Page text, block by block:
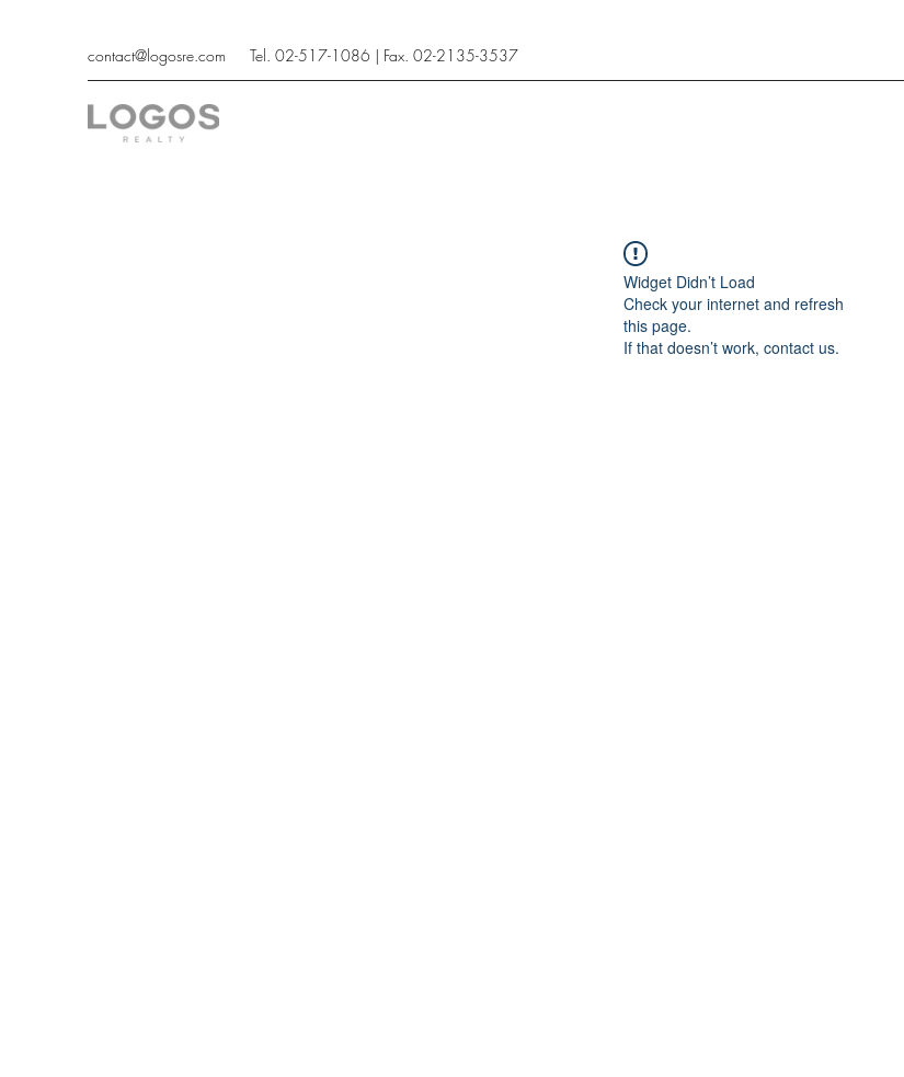
contact@logosre.com Tel. 02-517-1086 | Fax. 02-2135-3537
Widget Didn’t Load
Check your internet and refresh
this page.
If that doesn’t work, contact us.